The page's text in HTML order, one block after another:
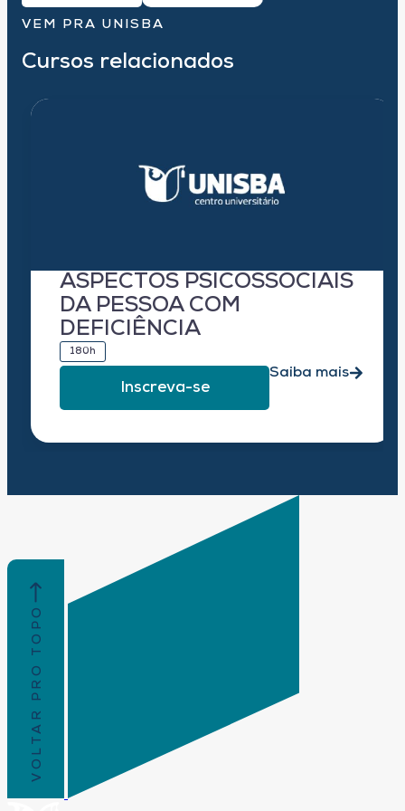
VEM PRA UNISBA
Cursos relacionados
ASPECTOS PSICOSSOCIAIS
DA PESSOA COM
DEFICIÊNCIA
180h
Inscreva-se
Saiba mais
VOLTAR PRO TOPO